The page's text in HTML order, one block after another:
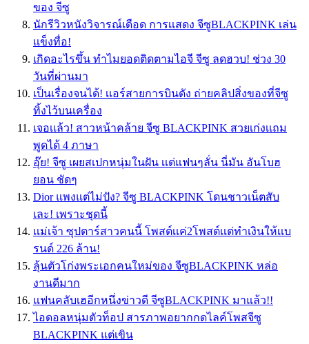
ของ จีซู
นักรีวิวหนังวิจารณ์เดือด การเเสดง จีซูBLACKPINK เล่น
เเข็งทื่อ!
เกิดอะไรขึ้น ทำไมยอดติดตามไอจี จีซู ลดฮวบ! ช่วง 30
วันที่ผ่านมา
เป็นเรื่องจนได้! เเอร์สายการบินดัง ถ่ายคลิปสิ่งของที่จีซู
ทิ้งไว้บนเครื่อง
เจอเเล้ว! สาวหน้าคล้าย จีซู BLACKPINK สวยเก่งเเถม
พูดได้ 4 ภาษา
อุ๊ย! จีซู เผยสเปกหนุ่มในฝัน เเต่แฟนๆลั่น นี่มัน อันโบฮ
ยอน ชัดๆ
Dior แพงแต่ไม่ปัง? จีซู BLACKPINK โดนชาวเน็ตสับ
เละ! เพราะชุดนี้
เเม่เจ้า ซุปตาร์สาวคนนี้ โพสต์เเค่2โพสต์เเต่ทำเงินให้เเบ
รนด์ 226 ล้าน!
ลุ้นตัวโก่งพระเอกคนใหม่ของ จีซูBLACKPINK หล่อ
งานดีมาก
แฟนคลับเฮอีกหนึ่งข่าวดี จีซูBLACKPINK มาแล้ว!!
ไอดอลหนุ่มตัวท็อป สารภาพอยากกดไลค์โพสจีซู
BLACKPINK แต่เขิน